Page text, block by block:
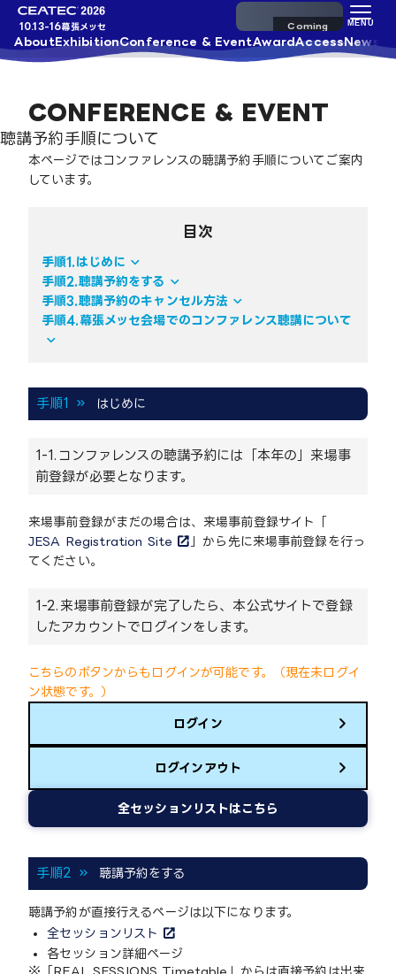
10.13-16幕張メッセ
AboutExhibitionConference & EventAwardAccessNews
来場事前登録
MENU
CONFERENCE & EVENT
聴講予約手順について
本ページではコンファレンスの聴講予約手順についてご案内
しています。
目次
手順1.はじめに
手順2.聴講予約をする
手順3.聴講予約のキャンセル方法
手順4.幕張メッセ会場でのコンファレンス聴講について
手順1 はじめに
1-1. コンファレンスの聴講予約には「本年の」来場事
前登録が必要となります。
来場事前登録がまだの場合は、来場事前登録サイト「
JESA Registration Site
」から先に来場事前登録を行っ
てください。
1-2. 来場事前登録が完了したら、本公式サイトで登録
したアカウントでログインをします。
こちらのボタンからもログインが可能です。（現在未ログイ
ン状態です。）
ログイン
ログインアウト
全セッションリストはこちら
手順2 聴講予約をする
聴講予約が直接行えるページは以下になります。
全セッションリスト
各セッション詳細ページ
※「REAL SESSIONS Timetable」からは直接予約は出来
手順3.聴講予約のキャンセル
方法
手順4.幕張メッセ会場でのコ